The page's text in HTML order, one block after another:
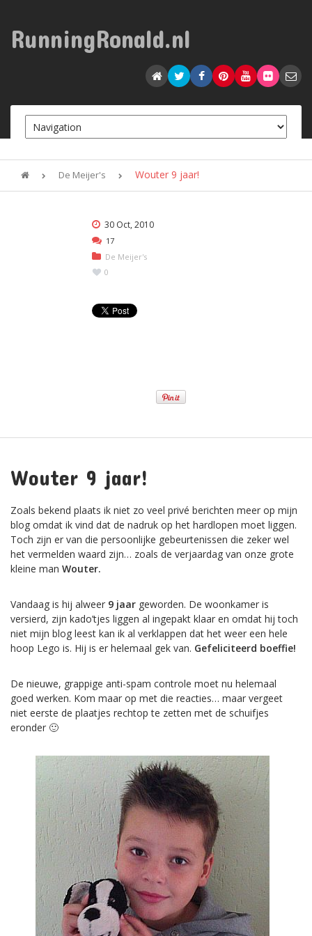
RunningRonald.nl
De Meijer's Wouter 9 jaar!
30 Oct, 2010
17
De Meijer's
0
Wouter 9 jaar!
Zoals bekend plaats ik niet zo veel privé berichten meer op mijn
blog omdat ik vind dat de nadruk op het hardlopen moet liggen.
Toch zijn er van die persoonlijke gebeurtenissen die zeker wel
het vermelden waard zijn… zoals de verjaardag van onze grote
kleine man Wouter.
Vandaag is hij alweer 9 jaar geworden. De woonkamer is
versierd, zijn kado’tjes liggen al ingepakt klaar en omdat hij toch
niet mijn blog leest kan ik al verklappen dat het weer een hele
hoop Lego is. Hij is er helemaal gek van. Gefeliciteerd boeffie!
De nieuwe, grappige anti-spam controle moet nu helemaal
goed werken. Kom maar op met die reacties… maar vergeet
niet eerste de plaatjes rechtop te zetten met de schuifjes
eronder 🙂